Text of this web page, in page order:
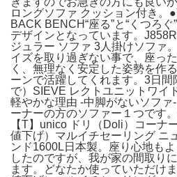
ロングソファ クッション付き。
BACK BENCH“座る”と“くつろ
デザインとなっています。
ジュラー ソファ 3人掛けソファ
イズを取り過ぎない事で、座っ
く、無理なく安定した姿勢を作
ーンで活躍してくれます。3日間
で）SIEVE レクトユニットワイ
軽やかな理由 -中脚がないソファ
ーナーの方のソファー１つです
【T】unico ドリ（Doli）コー
値下げ）マルイチセーリング ニ
ンド1600L日本製。座り心地も
したのですが、我が家の間取り
ます。どなたか使っていただけ